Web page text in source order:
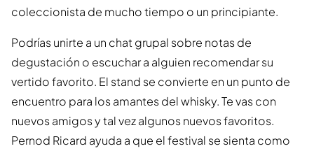
coleccionista de mucho tiempo o un principiante.
Podrías unirte a un chat grupal sobre notas de
degustación o escuchar a alguien recomendar su
vertido favorito. El stand se convierte en un punto de
encuentro para los amantes del whisky. Te vas con
nuevos amigos y tal vez algunos nuevos favoritos.
Pernod Ricard ayuda a que el festival se sienta como